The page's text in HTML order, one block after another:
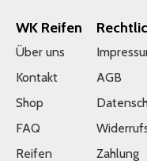
WK Reifen
Über uns
Kontakt
Shop
FAQ
Reifen
AGB
Zahlung